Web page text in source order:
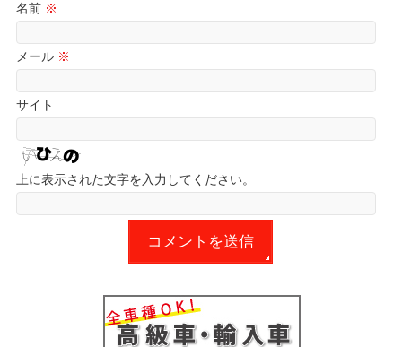
名前 ※
メール ※
サイト
上に表示された文字を入力してください。